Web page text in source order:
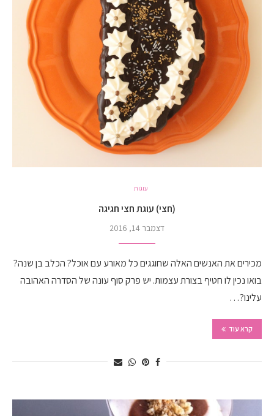
עוגות
(חצי) עוגת חצי חגיגה
דצמבר 14, 2016
מכירים את האנשים האלה שחוגגים כל מאורע עם אוכל? הכלב בן שנה?
בואו נכין לו חטיף בצורת עצמות. יש פרק סוף עונה של הסדרה האהובה
עלינו?…
קרא עוד